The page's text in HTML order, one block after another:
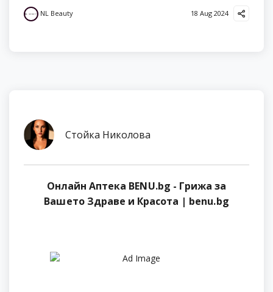
NL Beauty 18 Aug 2024
Стойка Николова
Онлайн Аптека BENU.bg - Грижа за
Вашето Здраве и Красота | benu.bg